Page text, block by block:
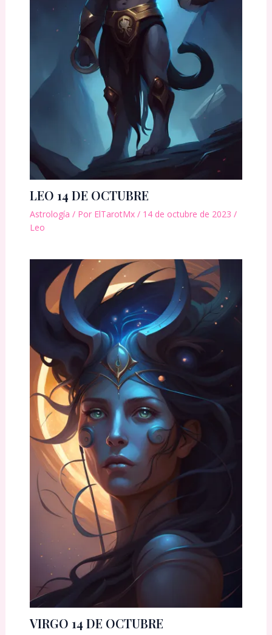
LEO 14 DE OCTUBRE
Astrología / Por ElTarotMx / 14 de octubre de 2023 /
Leo
VIRGO 14 DE OCTUBRE